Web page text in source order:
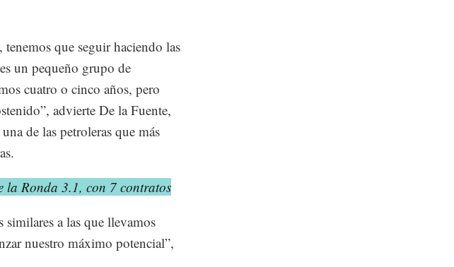
que seguir haciendo las
un pequeño grupo de
cuatro o cinco años, pero
advierte De la Fuente,
de las petroleras que más
la Ronda 3.1, con 7 contratos
similares a las que llevamos
nuestro máximo potencial”,